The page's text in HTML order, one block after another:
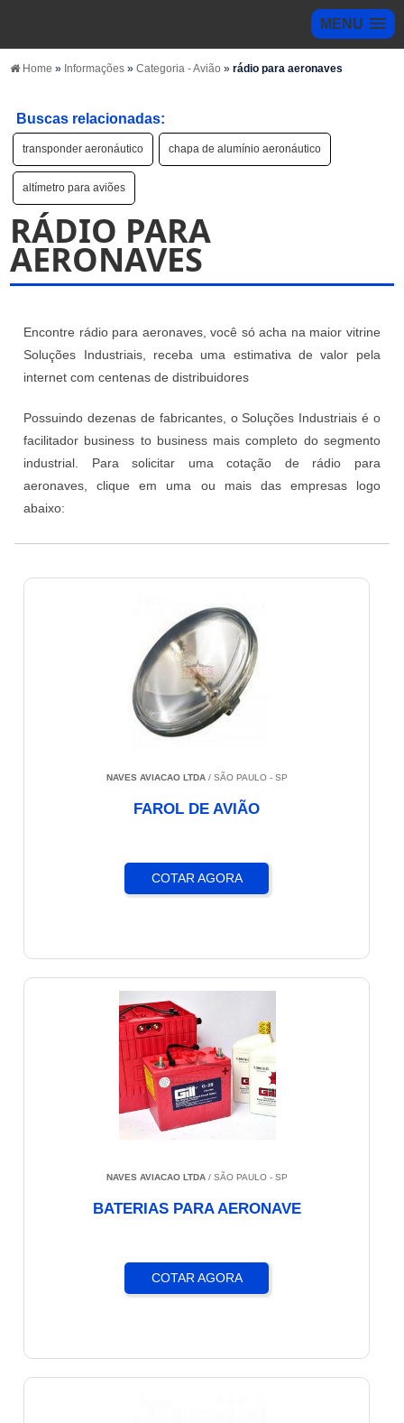
MENU
Home » Informações»Categoria - Avião»rádio para aeronaves
Buscas relacionadas:
transponder aeronáutico chapa de alumínio aeronáutico
altímetro para aviões
RÁDIO PARA
AERONAVES
Encontre rádio para aeronaves, você só acha na maior vitrine
Soluções Industriais, receba uma estimativa de valor pela
internet com centenas de distribuidores
Possuindo dezenas de fabricantes, o Soluções Industriais é o
facilitador business to business mais completo do segmento
industrial. Para solicitar uma cotação de rádio para
aeronaves, clique em uma ou mais das empresas logo
abaixo:
NAVES AVIACAO LTDA/ SÃO PAULO - SP
FAROL DE AVIÃO
COTAR AGORA
NAVES AVIACAO LTDA/ SÃO PAULO - SP
BATERIAS PARA AERONAVE
COTAR AGORA